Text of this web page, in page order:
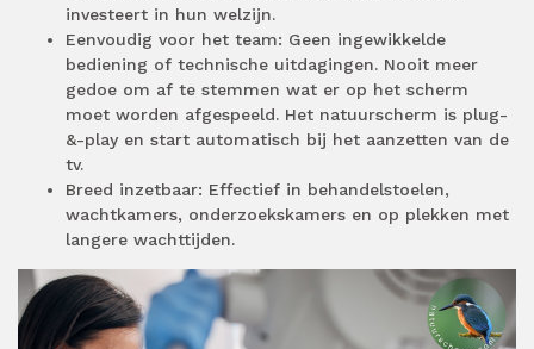
investeert in hun welzijn.
Eenvoudig voor het team: Geen ingewikkelde
bediening of technische uitdagingen. Nooit meer
gedoe om af te stemmen wat er op het scherm
moet worden afgespeeld. Het natuurscherm is plug-
&-play en start automatisch bij het aanzetten van de
tv.
Breed inzetbaar: Effectief in behandelstoelen,
wachtkamers, onderzoekskamers en op plekken met
langere wachttijden.